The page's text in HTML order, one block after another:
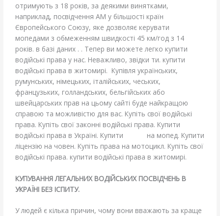
отримують з 18 років, за деякими винятками,
наприклад, посвідчення AM у більшості країн
Європейського Союзу, яке дозволяє керувати
мопедами з обмеженням швидкості 45 км/год з 14
років. в базі даних . . Тепер ви можете легко купити
водійські права у нас. Неважливо, звідки ти. купити
водійські права в житомирі. Купівля українських,
румунських, німецьких, італійських, чеських,
французьких, голландських, бельгійських або
швейцарських прав на цьому сайті буде найкращою
справою та можливістю для вас. Купіть свої водійські
права. Купіть свої законні водійські права. Купити
водійські права в Україні. Купити
на мопед. Купити
ліцензію на човен. Купіть права на мотоцикл. Купіть свої
водійські права. купити водійські права в житомирі.
КУПУВАННЯ ЛЕГАЛЬНИХ ВОДІЙСЬКИХ ПОСВІДЧЕНЬ В
УКРАЇНІ БЕЗ ІСПИТУ.
У людей є кілька причин, чому вони вважають за краще